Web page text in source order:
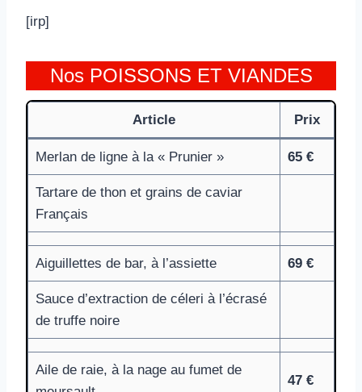
[irp]
Nos POISSONS ET VIANDES
Article Prix
Merlan de ligne à la « Prunier » 65 €
Tartare de thon et grains de caviar
Français
Aiguillettes de bar, à l’assiette 69 €
Sauce d’extraction de céleri à l’écrasé
de truffe noire
Aile de raie, à la nage au fumet de
47 €